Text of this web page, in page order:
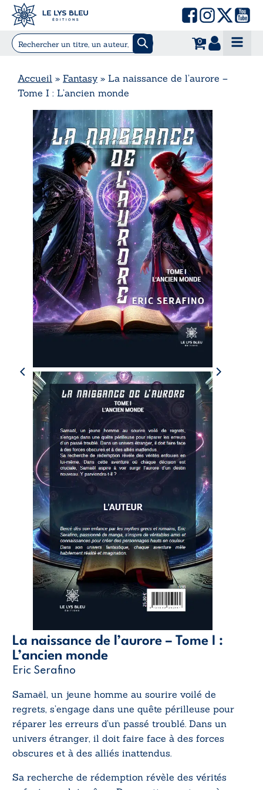
0
Accueil » Fantasy» La naissance de l’aurore –
Tome I : L’ancien monde
La naissance de l’aurore – Tome I :
L’ancien monde
Eric Serafino
Samaël, un jeune homme au sourire voilé de
regrets, s’engage dans une quête périlleuse pour
réparer les erreurs d’un passé troublé. Dans un
univers étranger, il doit faire face à des forces
obscures et à des alliés inattendus.
Sa recherche de rédemption révèle des vérités